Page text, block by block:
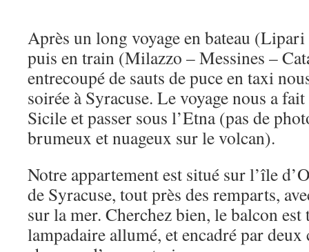
Après un long voyage en bateau
puis en train (Milazzo – Messines –
entrecoupé de sauts de puce en taxi
soirée à Syracuse. Le voyage nous a
Sicile et passer sous l’Etna (pas de
brumeux et nuageux sur le volcan).
Notre appartement est situé sur l’île
de Syracuse, tout près des remparts,
sur la mer. Cherchez bien, le balcon est
lampadaire allumé, et encadré par